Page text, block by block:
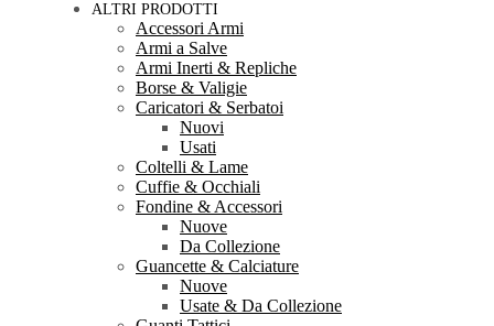
ALTRI PRODOTTI
Accessori Armi
Armi a Salve
Armi Inerti & Repliche
Borse & Valigie
Caricatori & Serbatoi
Nuovi
Usati
Coltelli & Lame
Cuffie & Occhiali
Fondine & Accessori
Nuove
Da Collezione
Guancette & Calciature
Nuove
Usate & Da Collezione